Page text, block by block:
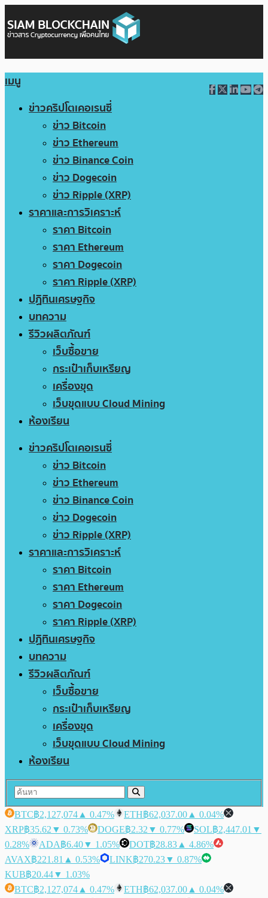
เมนู
ข่าวคริปโตเคอเรนซี่
ข่าว Bitcoin
ข่าว Ethereum
ข่าว Binance Coin
ข่าว Dogecoin
ข่าว Ripple (XRP)
ราคาและการวิเคราะห์
ราคา Bitcoin
ราคา Ethereum
ราคา Dogecoin
ราคา Ripple (XRP)
ปฏิทินเศรษฐกิจ
บทความ
รีวิวผลิตภัณฑ์
เว็บซื้อขาย
กระเป๋าเก็บเหรียญ
เครื่องขุด
เว็บขุดแบบ Cloud Mining
ห้องเรียน
ข่าวคริปโตเคอเรนซี่
ข่าว Bitcoin
ข่าว Ethereum
ข่าว Binance Coin
ข่าว Dogecoin
ข่าว Ripple (XRP)
ราคาและการวิเคราะห์
ราคา Bitcoin
ราคา Ethereum
ราคา Dogecoin
ราคา Ripple (XRP)
ปฏิทินเศรษฐกิจ
บทความ
รีวิวผลิตภัณฑ์
เว็บซื้อขาย
กระเป๋าเก็บเหรียญ
เครื่องขุด
เว็บขุดแบบ Cloud Mining
ห้องเรียน
BTC฿2,127,074 ▲ 0.47% ETH฿62,037.00 ▲ 0.04%
XRP฿35.62 ▼ 0.73% DOGE฿2.32 ▼ 0.77% SOL฿2,447.01 ▼
0.28%
ADA฿6.40▼ 1.05% DOT฿28.83 ▲ 4.86%
AVAX฿221.81 ▲ 0.53% LINK฿270.23▼ 0.87%
KUB฿20.44▼ 1.03%
BTC฿2,127,074 ▲ 0.47% ETH฿62,037.00 ▲ 0.04%